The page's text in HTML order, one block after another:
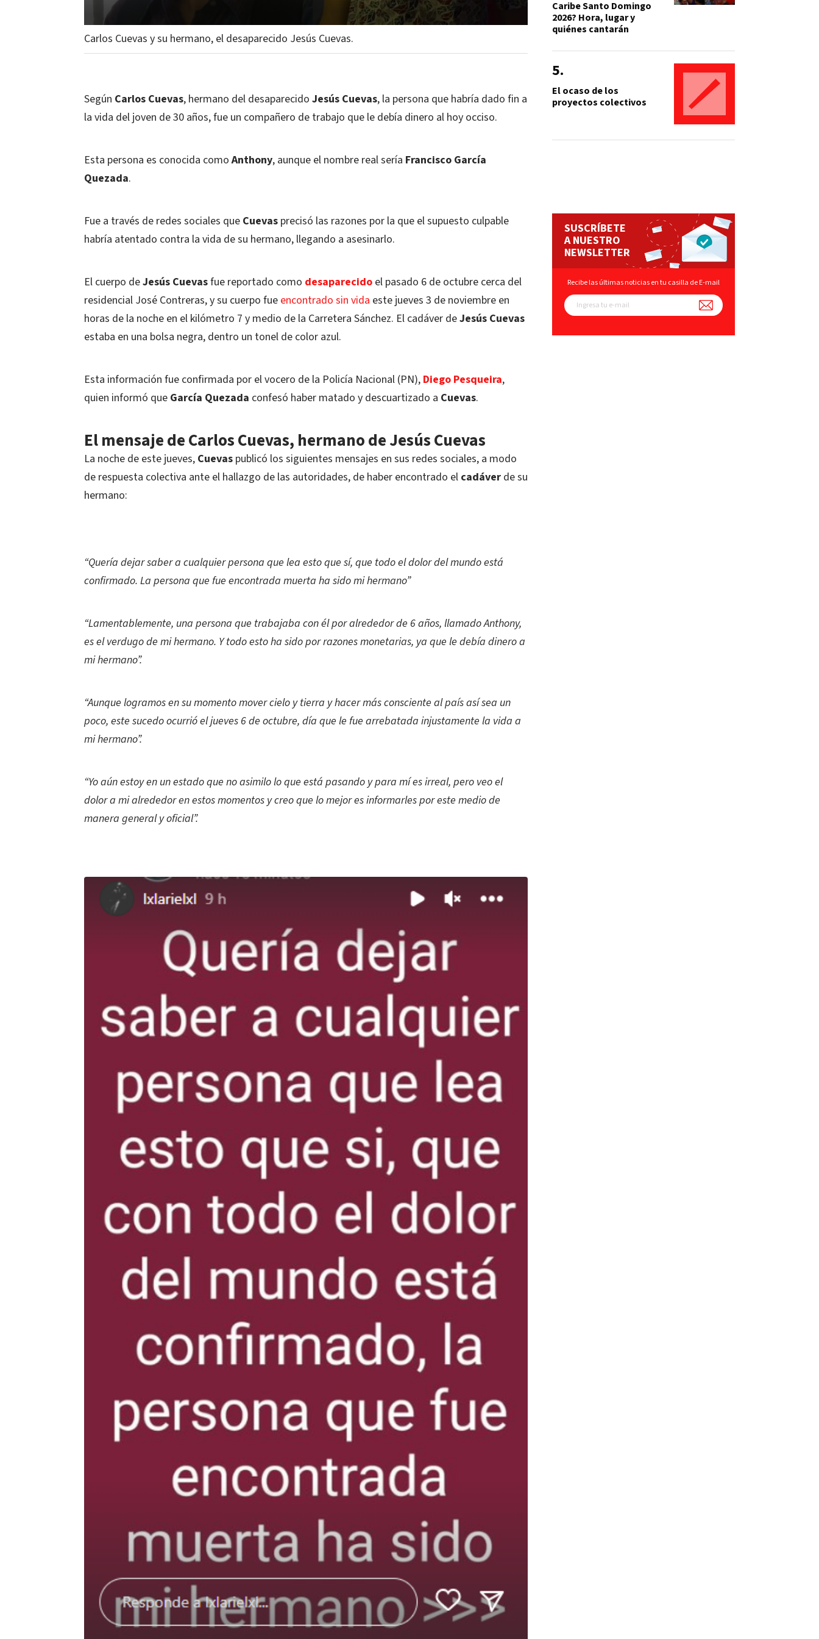
Carlos Cuevas y su hermano, el desaparecido Jesús Cuevas.
Según Carlos Cuevas, hermano del desaparecido Jesús Cuevas, la persona que habría dado fin a
la vida del joven de 30 años, fue un compañero de trabajo que le debía dinero al hoy occiso.
Esta persona es conocida comoAnthony, aunque el nombre real sería Francisco García
Quezada.
Fue a través de redes sociales que Cuevas precisó las razones por la que el supuesto culpable
habría atentado contra la vida de su hermano, llegando a asesinarlo.
El cuerpo deJesús Cuevasfue reportado como desaparecido el pasado 6 de octubre cerca del
residencial José Contreras, y su cuerpo fue encontrado sin vida este jueves 3 de noviembre en
horas de la noche en el kilómetro 7 y medio de la Carretera Sánchez. El cadáver deJesús Cuevas
estaba en una bolsa negra, dentro un tonel de color azul.
Esta información fue confirmada por el vocero de la Policía Nacional (PN), Diego Pesqueira,
quien informó que García Quezada confesó haber matado y descuartizado a Cuevas.
El mensaje de Carlos Cuevas, hermano de Jesús Cuevas
La noche de este jueves, Cuevas publicó los siguientes mensajes en sus redes sociales, a modo
de respuesta colectiva ante el hallazgo de las autoridades, de haber encontrado el cadáver de su
hermano:
“Quería dejar saber a cualquier persona que lea esto que sí, que todo el dolor del mundo está
confirmado. La persona que fue encontrada muerta ha sido mi hermano”
“Lamentablemente, una persona que trabajaba con él por alrededor de 6 años, llamado Anthony,
es el verdugo de mi hermano. Y todo esto ha sido por razones monetarias, ya que le debía dinero a
mi hermano”.
“Aunque logramos en su momento mover cielo y tierra y hacer más consciente al país así sea un
poco, este sucedo ocurrió el jueves 6 de octubre, día que le fue arrebatada injustamente la vida a
mi hermano”.
“Yo aún estoy en un estado que no asimilo lo que está pasando y para mí es irreal, pero veo el
dolor a mi alrededor en estos momentos y creo que lo mejor es informarles por este medio de
manera general y oficial”.
Caribe Santo Domingo
2026? Hora, lugar y
quiénes cantarán
El ocaso de los
proyectos colectivos
SUSCRÍBETE
A NUESTRO
NEWSLETTER
Recibe las últimas noticias en tu casilla de E-mail